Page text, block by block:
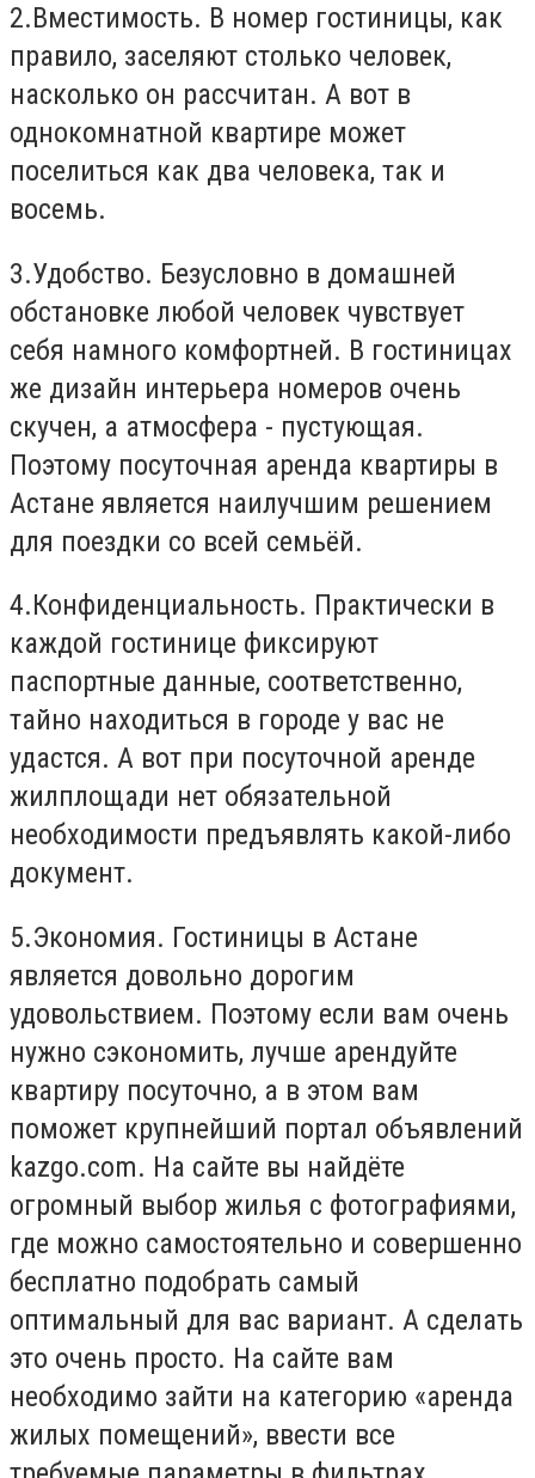
2.Вместимость. В номер гостиницы, как
правило, заселяют столько человек,
насколько он рассчитан. А вот в
однокомнатной квартире может
поселиться как два человека, так и
восемь.
3.Удобство. Безусловно в домашней
обстановке любой человек чувствует
себя намного комфортней. В гостиницах
же дизайн интерьера номеров очень
скучен, а атмосфера - пустующая.
Поэтому посуточная аренда квартиры в
Астане является наилучшим решением
для поездки со всей семьёй.
4.Конфиденциальность. Практически в
каждой гостинице фиксируют
паспортные данные, соответственно,
тайно находиться в городе у вас не
удастся. А вот при посуточной аренде
жилплощади нет обязательной
необходимости предъявлять какой-либо
документ.
5.Экономия. Гостиницы в Астане
является довольно дорогим
удовольствием. Поэтому если вам очень
нужно сэкономить, лучше арендуйте
квартиру посуточно, а в этом вам
поможет крупнейший портал объявлений
kazgo.com. На сайте вы найдёте
огромный выбор жилья с фотографиями,
где можно самостоятельно и совершенно
бесплатно подобрать самый
оптимальный для вас вариант. А сделать
это очень просто. На сайте вам
необходимо зайти на категорию «аренда
жилых помещений», ввести все